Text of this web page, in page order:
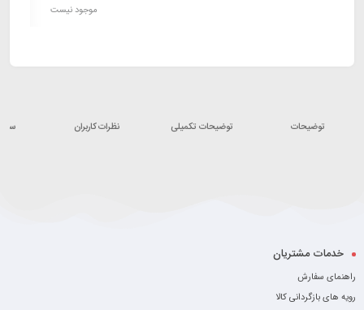
موجود نیست
توضیحات توضیحات تکمیلی نظرات کاربران
خدمات مشتریان
راهنمای سفارش
رویه های بازگردانی کالا